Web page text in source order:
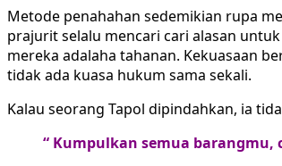
Metode penahahan sedemikian rupa
prajurit selalu mencari cari alasan
mereka adalaha tahanan. Kekuasaan
tidak ada kuasa hukum sama sekali.
Kalau seorang Tapol dipindahkan, ia
“ Kumpulkan semua barangmu,